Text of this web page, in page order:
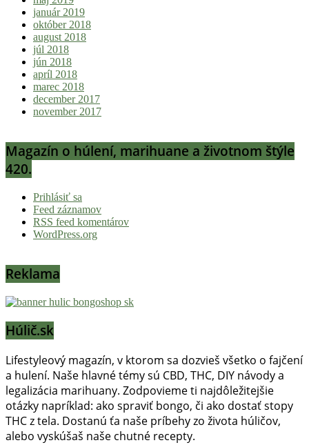
január 2019
október 2018
august 2018
júl 2018
jún 2018
apríl 2018
marec 2018
december 2017
november 2017
Magazín o húlení, marihuane a životnom štýle
420.
Prihlásiť sa
Feed záznamov
RSS feed komentárov
WordPress.org
Reklama
Húlič.sk
Lifestyleový magazín, v ktorom sa dozvieš všetko o fajčení
a hulení. Naše hlavné témy sú CBD, THC, DIY návody a
legalizácia marihuany. Zodpovieme ti najdôležitejšie
otázky napríklad: ako spraviť bongo, či ako dostať stopy
THC z tela. Dostanú ťa naše príbehy zo života húličov,
alebo vyskúšaš naše chutné recepty.